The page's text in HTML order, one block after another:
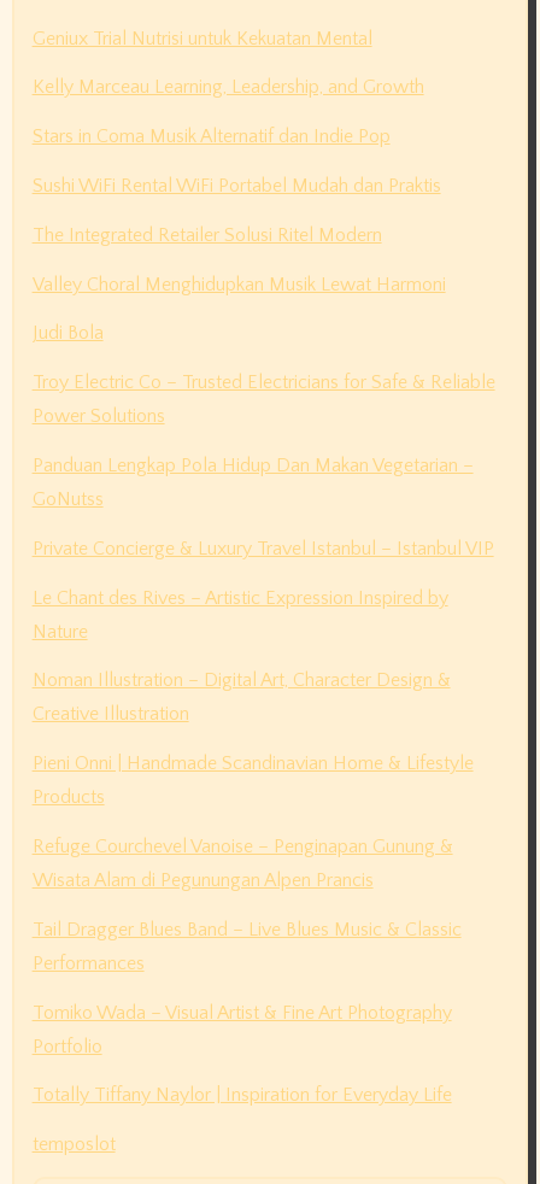
Geniux Trial Nutrisi untuk Kekuatan Mental
Kelly Marceau Learning, Leadership, and Growth
Stars in Coma Musik Alternatif dan Indie Pop
Sushi WiFi Rental WiFi Portabel Mudah dan Praktis
The Integrated Retailer Solusi Ritel Modern
Valley Choral Menghidupkan Musik Lewat Harmoni
Judi Bola
Troy Electric Co – Trusted Electricians for Safe & Reliable
Power Solutions
Panduan Lengkap Pola Hidup Dan Makan Vegetarian –
GoNutss
Private Concierge & Luxury Travel Istanbul – Istanbul VIP
Le Chant des Rives – Artistic Expression Inspired by
Nature
Noman Illustration – Digital Art, Character Design &
Creative Illustration
Pieni Onni | Handmade Scandinavian Home & Lifestyle
Products
Refuge Courchevel Vanoise – Penginapan Gunung &
Wisata Alam di Pegunungan Alpen Prancis
Tail Dragger Blues Band – Live Blues Music & Classic
Performances
Tomiko Wada – Visual Artist & Fine Art Photography
Portfolio
Totally Tiffany Naylor | Inspiration for Everyday Life
temposlot